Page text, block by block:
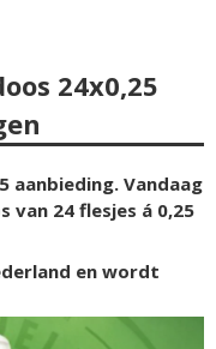
24x0,25
aanbieding. Vandaag
van 24 flesjes á 0,25
en wordt